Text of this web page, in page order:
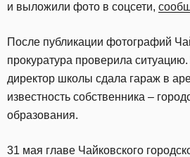
и выложили фото в соцсети,
После публикации фотографий
прокуратура проверила
директор школы сдала гараж в
известность собственника –
образования.
31 мая главе Чайковского